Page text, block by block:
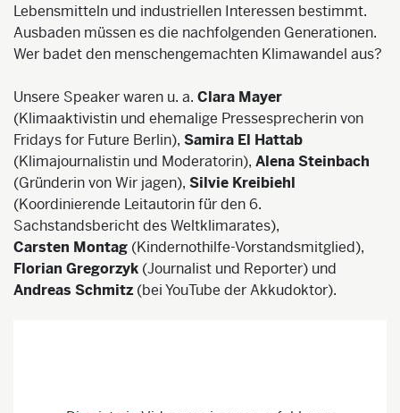
Lebensmitteln und industriellen Interessen bestimmt.
Ausbaden müssen es die nachfolgenden Generationen.
Wer badet den menschengemachten Klimawandel aus?
Unsere Speaker waren u. a. Clara Mayer
(Klimaaktivistin und ehemalige Pressesprecherin von
Fridays for Future Berlin), Samira El Hattab
(Klimajournalistin und Moderatorin), Alena Steinbach
(Gründerin von Wir jagen), Silvie Kreibiehl
(Koordinierende Leitautorin für den 6.
Sachstandsbericht des Weltklimarates),
Carsten Montag (Kindernothilfe-Vorstandsmitglied),
Florian Gregorzyk (Journalist und Reporter) und
Andreas Schmitz (bei YouTube der Akkudoktor).